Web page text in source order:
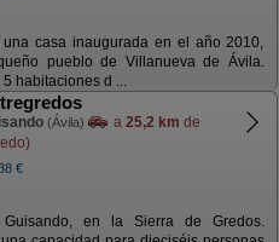
casa inaugurada en el año 2010,
pueblo de Villanueva de Ávila.
habitaciones d ...
(Ávila) a 25,2 km de
€
en la Sierra de Gredos.